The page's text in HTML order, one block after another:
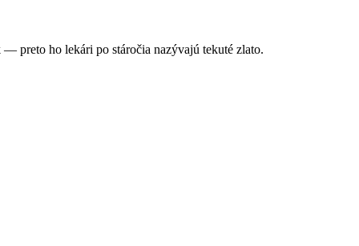
preto ho lekári po stáročia nazývajú tekuté zlato.